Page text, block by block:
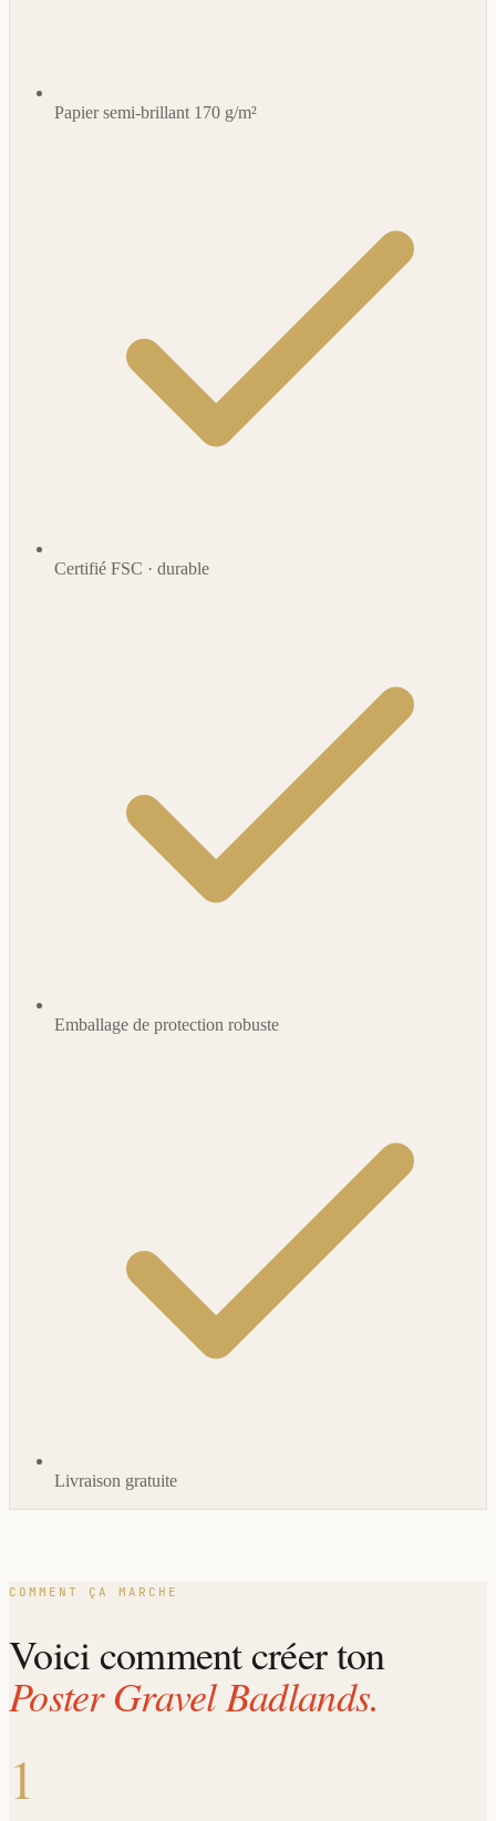
Papier semi-brillant 170 g/m²
Certifié FSC · durable
Emballage de protection robuste
Livraison gratuite
COMMENT ÇA MARCHE
Voici comment créer ton
Poster Gravel Badlands.
1